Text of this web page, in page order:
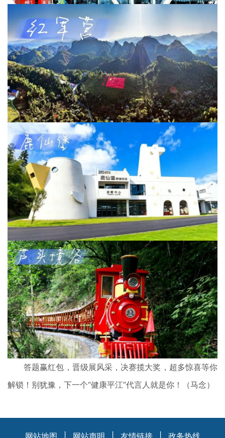
答题赢红包，晋级展风采，决赛揽大奖，超多惊喜等你
解锁！别犹豫，下一个“健康平江”代言人就是你！（马念）